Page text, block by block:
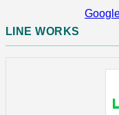
LINE WORKS